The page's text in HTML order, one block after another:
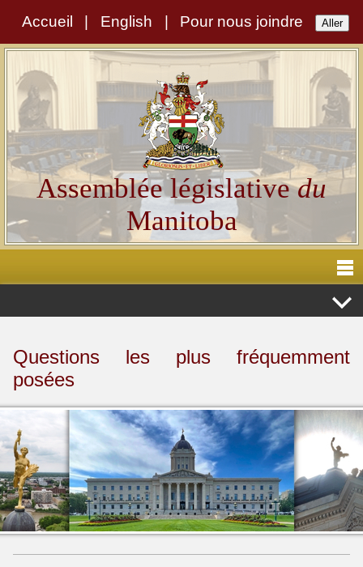
Accueil English Pour nous joindre
Assemblée législativedu
Manitoba
Questions les plus fréquemment
posées